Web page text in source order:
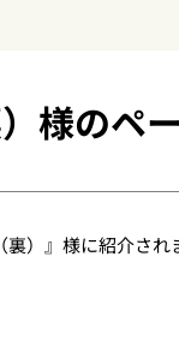
様のペ
）』様に紹介され